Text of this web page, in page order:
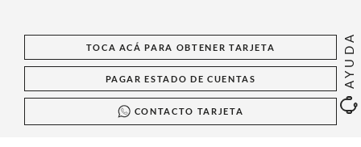
AYUDA
TOCA ACÁ PARA OBTENER TARJETA
PAGAR ESTADO DE CUENTAS
CONTACTO TARJETA